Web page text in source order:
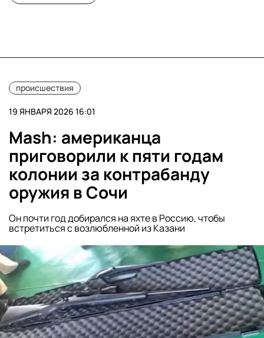
происшествия
19 ЯНВАРЯ 2026 16:01
Mash: американца
приговорили к пяти годам
колонии за контрабанду
оружия в Сочи
Он почти год добирался на яхте в Россию, чтобы
встретиться с возлюбленной из Казани